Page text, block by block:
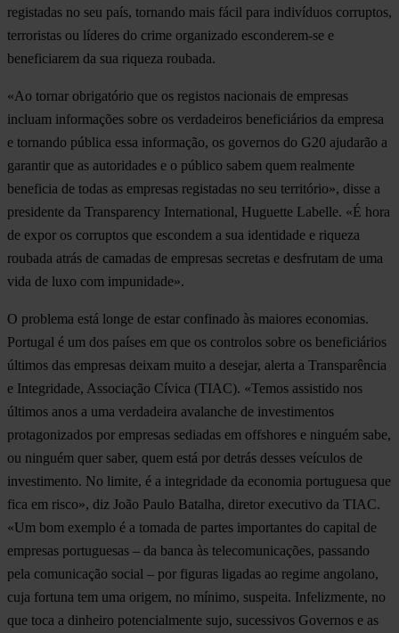
registadas no seu país, tornando mais fácil para indivíduos corruptos,
terroristas ou líderes do crime organizado esconderem-se e
beneficiarem da sua riqueza roubada.
«Ao tornar obrigatório que os registos nacionais de empresas
incluam informações sobre os verdadeiros beneficiários da empresa
e tornando pública essa informação, os governos do G20 ajudarão a
garantir que as autoridades e o público sabem quem realmente
beneficia de todas as empresas registadas no seu território», disse a
presidente da Transparency International, Huguette Labelle. «É hora
de expor os corruptos que escondem a sua identidade e riqueza
roubada atrás de camadas de empresas secretas e desfrutam de uma
vida de luxo com impunidade».
O problema está longe de estar confinado às maiores economias.
Portugal é um dos países em que os controlos sobre os beneficiários
últimos das empresas deixam muito a desejar, alerta a Transparência
e Integridade, Associação Cívica (TIAC). «Temos assistido nos
últimos anos a uma verdadeira avalanche de investimentos
protagonizados por empresas sediadas em offshores e ninguém sabe,
ou ninguém quer saber, quem está por detrás desses veículos de
investimento. No limite, é a integridade da economia portuguesa que
fica em risco», diz João Paulo Batalha, diretor executivo da TIAC.
«Um bom exemplo é a tomada de partes importantes do capital de
empresas portuguesas – da banca às telecomunicações, passando
pela comunicação social – por figuras ligadas ao regime angolano,
cuja fortuna tem uma origem, no mínimo, suspeita. Infelizmente, no
que toca a dinheiro potencialmente sujo, sucessivos Governos e as